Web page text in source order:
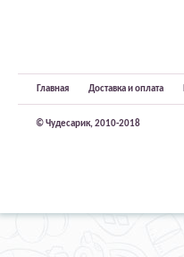
Главная Доставка и оплата
© Чудесарик, 2010-2018